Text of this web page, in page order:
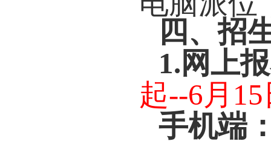
四、招
1.网上
起--6月15
手机端